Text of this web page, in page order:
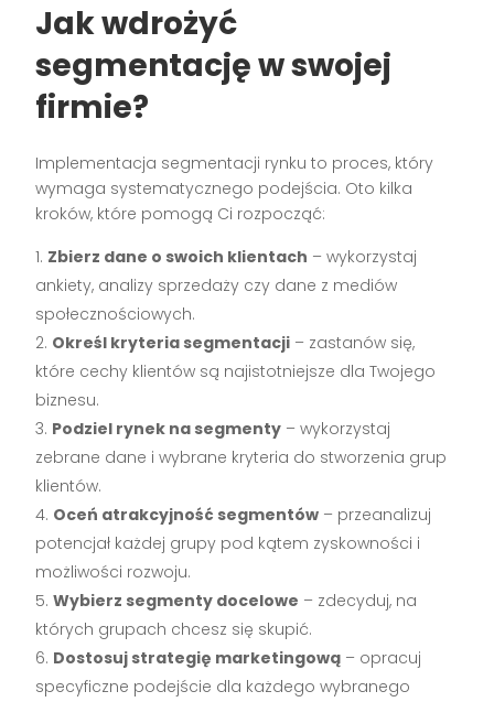
Jak wdrożyć
segmentację w swojej
firmie?
Implementacja segmentacji rynku to proces, który
wymaga systematycznego podejścia. Oto kilka
kroków, które pomogą Ci rozpocząć:
Zbierz dane o swoich klientach – wykorzystaj
ankiety, analizy sprzedaży czy dane z mediów
społecznościowych.
Określ kryteria segmentacji – zastanów się,
które cechy klientów są najistotniejsze dla Twojego
biznesu.
Podziel rynek na segmenty – wykorzystaj
zebrane dane i wybrane kryteria do stworzenia grup
klientów.
Oceń atrakcyjność segmentów – przeanalizuj
potencjał każdej grupy pod kątem zyskowności i
możliwości rozwoju.
Wybierz segmenty docelowe – zdecyduj, na
których grupach chcesz się skupić.
Dostosuj strategię marketingową – opracuj
specyficzne podejście dla każdego wybranego